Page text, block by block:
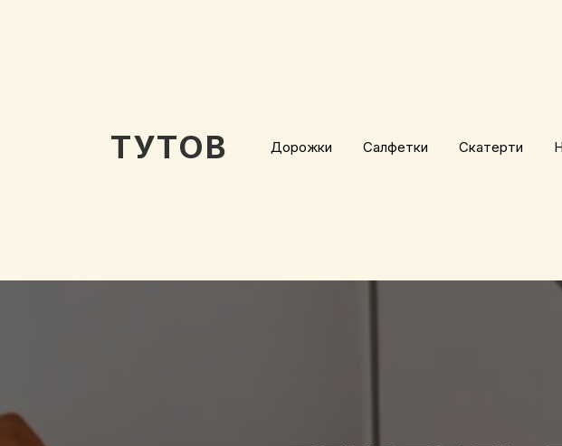
ТУТОВ Дорожки Салфетки Скатерти